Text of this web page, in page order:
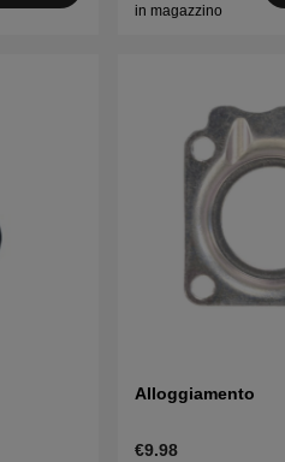
in magazzino
Alloggiamento
€9.98